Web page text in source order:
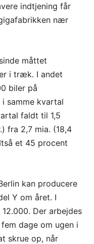
indtjening får
nær
måttet
i træk. I andet
biler på
samme kvartal
faldt til 1,5
fra 2,7 mia. (18,4
et 45 procent
kan producere
Y om året. I
Der arbejdes
dage om ugen i
skrue op, når